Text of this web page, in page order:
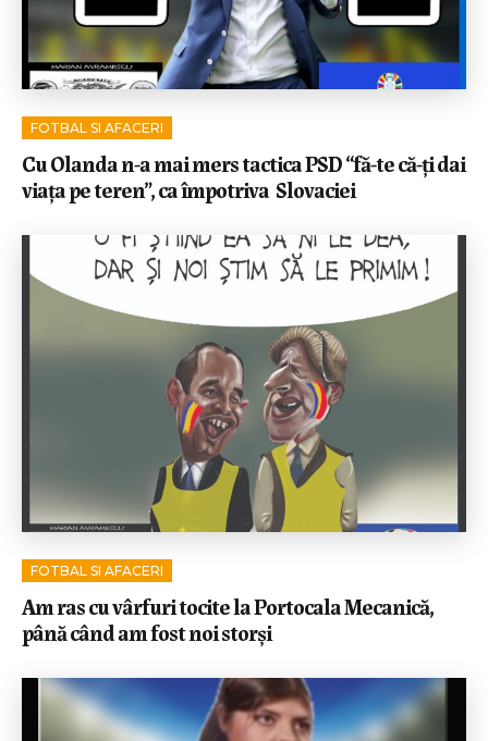
FOTBAL SI AFACERI
Cu Olanda n-a mai mers tactica PSD “fă-te că-ți dai
viața pe teren”, ca împotriva Slovaciei
FOTBAL SI AFACERI
Am ras cu vârfuri tocite la Portocala Mecanică,
până când am fost noi storși